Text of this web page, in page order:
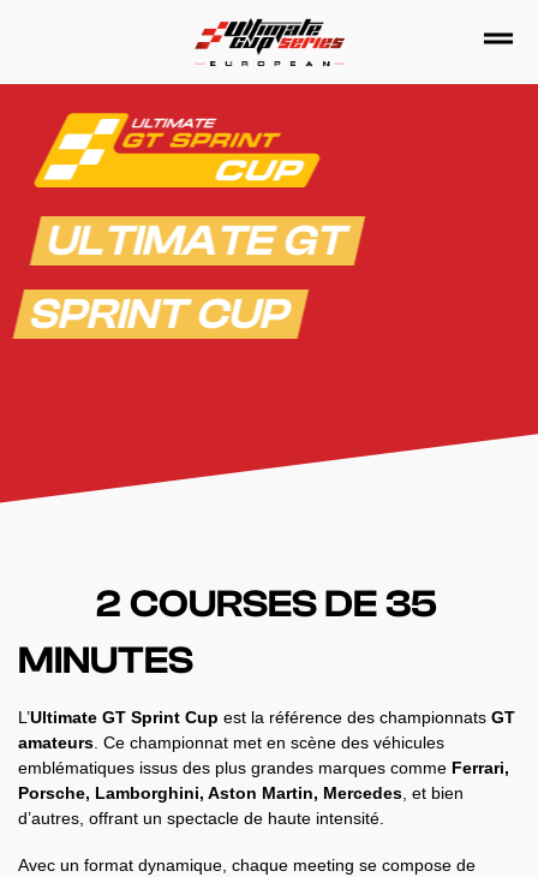
ULTIMATE GT
SPRINT CUP
2 COURSES DE 35
MINUTES
L’Ultimate GT Sprint Cup est la référence des championnats GT
amateurs. Ce championnat met en scène des véhicules
emblématiques issus des plus grandes marques comme Ferrari,
Porsche, Lamborghini, Aston Martin, Mercedes, et bien
d’autres, offrant un spectacle de haute intensité.
Avec un format dynamique, chaque meeting se compose de